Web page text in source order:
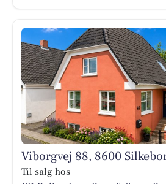
Viborgvej 88, 8600
Til salg hos